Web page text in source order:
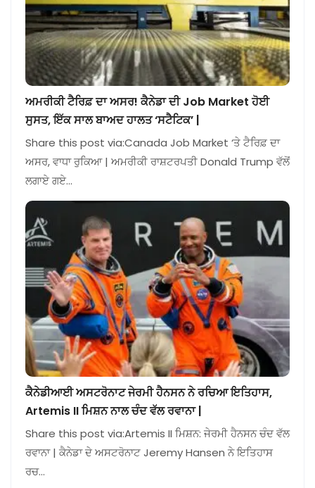
ਅਮਰੀਕੀ ਟੈਰਿਫ਼ ਦਾ ਅਸਰ! ਕੈਨੇਡਾ ਦੀ Job Market ਹੋਈ
ਸੁਸਤ, ਇੱਕ ਸਾਲ ਬਾਅਦ ਹਾਲਤ ‘ਸਟੈਟਿਕ’ |
Share this post via:Canada Job Market ‘ਤੇ ਟੈਰਿਫ਼ ਦਾ
ਅਸਰ, ਵਾਧਾ ਰੁਕਿਆ | ਅਮਰੀਕੀ ਰਾਸ਼ਟਰਪਤੀ Donald Trump ਵੱਲੋਂ
ਲਗਾਏ ਗਏ…
ਕੈਨੇਡੀਆਈ ਅਸਟਰੋਨਾਟ ਜੇਰਮੀ ਹੈਨਸਨ ਨੇ ਰਚਿਆ ਇਤਿਹਾਸ,
Artemis II ਮਿਸ਼ਨ ਨਾਲ ਚੰਦ ਵੱਲ ਰਵਾਨਾ |
Share this post via:Artemis II ਮਿਸ਼ਨ: ਜੇਰਮੀ ਹੈਨਸਨ ਚੰਦ ਵੱਲ
ਰਵਾਨਾ | ਕੈਨੇਡਾ ਦੇ ਅਸਟਰੋਨਾਟ Jeremy Hansen ਨੇ ਇਤਿਹਾਸ
ਰਚ…